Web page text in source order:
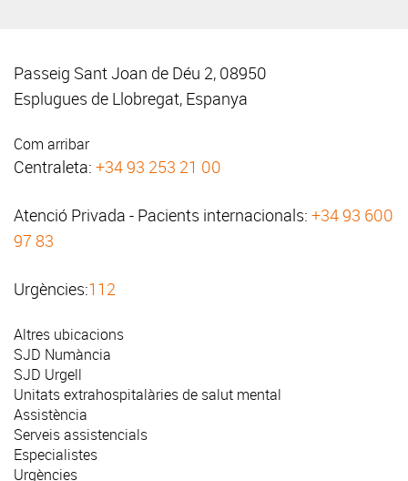
Passeig Sant Joan de Déu 2, 08950
Esplugues de Llobregat, Espanya
Com arribar
Centraleta: +34 93 253 21 00
Atenció Privada - Pacients internacionals: +34 93 600
97 83
Urgències:112
Altres ubicacions
SJD Numància
SJD Urgell
Unitats extrahospitalàries de salut mental
Assistència
Serveis assistencials
Especialistes
Urgències